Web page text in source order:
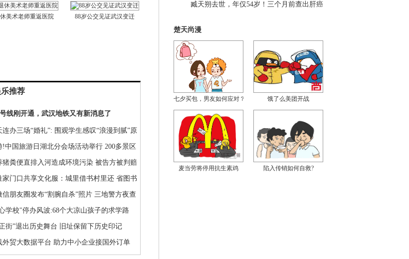
美术老师重返医院 88岁公交见证武汉变迁
推荐
线刚开通，武汉地铁又有新消息了
连办三场“婚礼”: 围观学生感叹“浪漫到腻”原
!中国旅游日湖北分会场活动举行 200多景区
猪粪便直排入河造成环境污染 被告方被判赔
家门口共享文化服：城里借书村里还 省图书
看
信朋友圈发布“割腕自杀”照片 三地警方夜查
剧
学校"停办风波:68个大凉山孩子的求学路
街”退出历史舞台 旧址保留下历史印记
外贸大数据平台 助力中小企业接国外订单
臧天朔去世，年仅54岁！三个月前查出肝癌晚期……_荆楚网
楚天尚漫
七夕买包，男友如何应对？ 饿了么美团开战
麦当劳将停用抗生素鸡 陷入传销如何自救?